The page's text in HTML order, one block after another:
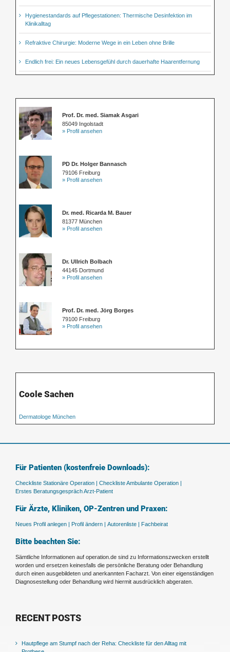
Hygienestandards auf Pflegestationen: Thermische Desinfektion im
Klinikalltag
Refraktive Chirurgie: Moderne Wege in ein Leben ohne Brille
Endlich frei: Ein neues Lebensgefühl durch dauerhafte Haarentfernung
Prof. Dr. med. Siamak Asgari
85049 Ingolstadt
» Profil ansehen
PD Dr. Holger Bannasch
79106 Freiburg
» Profil ansehen
Dr. med. Ricarda M. Bauer
81377 München
» Profil ansehen
Dr. Ullrich Bolbach
44145 Dortmund
» Profil ansehen
Prof. Dr. med. Jörg Borges
79100 Freiburg
» Profil ansehen
Coole Sachen
Dermatologe München
Für Patienten (kostenfreie Downloads):
Checkliste Stationäre Operation | Checkliste Ambulante Operation |
Erstes Beratungsgespräch Arzt-Patient
Für Ärzte, Kliniken, OP-Zentren und Praxen:
Neues Profil anlegen | Profil ändern | Autorenliste | Fachbeirat
Bitte beachten Sie:
Sämtliche Informationen auf operation.de sind zu Informationszwecken erstellt
worden und ersetzen keinesfalls die persönliche Beratung oder Behandlung
durch einen ausgebildeten und anerkannten Facharzt. Von einer eigenständigen
Diagnosestellung oder Behandlung wird hiermit ausdrücklich abgeraten.
RECENT POSTS
Hautpflege am Stumpf nach der Reha: Checkliste für den Alltag mit